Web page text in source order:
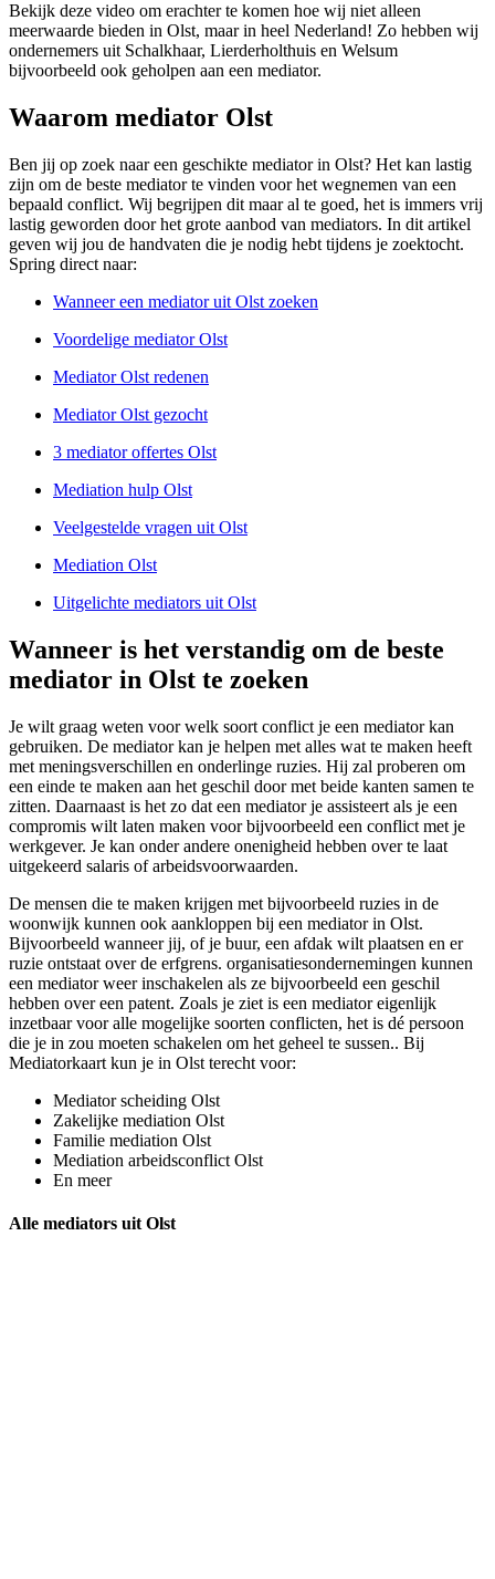
Bekijk deze video om erachter te komen hoe wij niet alleen
meerwaarde bieden in Olst, maar in heel Nederland! Zo hebben wij
ondernemers uit Schalkhaar, Lierderholthuis en Welsum
bijvoorbeeld ook geholpen aan een mediator.
Waarom mediator Olst
Ben jij op zoek naar een geschikte mediator in Olst? Het kan lastig
zijn om de beste mediator te vinden voor het wegnemen van een
bepaald conflict. Wij begrijpen dit maar al te goed, het is immers vrij
lastig geworden door het grote aanbod van mediators. In dit artikel
geven wij jou de handvaten die je nodig hebt tijdens je zoektocht.
Spring direct naar:
Wanneer een mediator uit Olst zoeken
Voordelige mediator Olst
Mediator Olst redenen
Mediator Olst gezocht
3 mediator offertes Olst
Mediation hulp Olst
Veelgestelde vragen uit Olst
Mediation Olst
Uitgelichte mediators uit Olst
Wanneer is het verstandig om de beste
mediator in Olst te zoeken
Je wilt graag weten voor welk soort conflict je een mediator kan
gebruiken. De mediator kan je helpen met alles wat te maken heeft
met meningsverschillen en onderlinge ruzies. Hij zal proberen om
een einde te maken aan het geschil door met beide kanten samen te
zitten. Daarnaast is het zo dat een mediator je assisteert als je een
compromis wilt laten maken voor bijvoorbeeld een conflict met je
werkgever. Je kan onder andere onenigheid hebben over te laat
uitgekeerd salaris of arbeidsvoorwaarden.
De mensen die te maken krijgen met bijvoorbeeld ruzies in de
woonwijk kunnen ook aankloppen bij een mediator in Olst.
Bijvoorbeeld wanneer jij, of je buur, een afdak wilt plaatsen en er
ruzie ontstaat over de erfgrens. organisatiesondernemingen kunnen
een mediator weer inschakelen als ze bijvoorbeeld een geschil
hebben over een patent. Zoals je ziet is een mediator eigenlijk
inzetbaar voor alle mogelijke soorten conflicten, het is dé persoon
die je in zou moeten schakelen om het geheel te sussen.. Bij
Mediatorkaart kun je in Olst terecht voor:
Mediator scheiding Olst
Zakelijke mediation Olst
Familie mediation Olst
Mediation arbeidsconflict Olst
En meer
Alle mediators uit Olst